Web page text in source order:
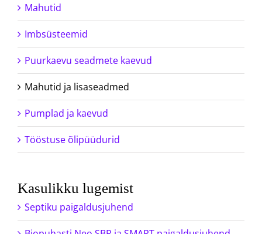
Mahutid
Imbsüsteemid
Puurkaevu seadmete kaevud
Mahutid ja lisaseadmed
Pumplad ja kaevud
Tööstuse õlipüüdurid
Kasulikku lugemist
Septiku paigaldusjuhend